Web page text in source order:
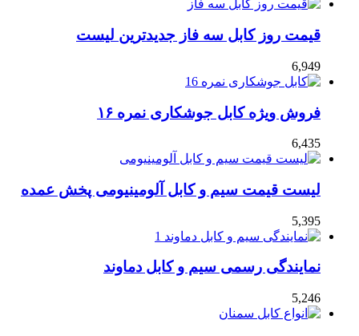
قیمت روز کابل سه فاز جدیدترین لیست
6,949
فروش ویژه کابل جوشکاری نمره ۱۶
6,435
لیست قیمت سیم و کابل آلومینیومی پخش عمده
5,395
نمایندگی رسمی سیم و کابل دماوند
5,246